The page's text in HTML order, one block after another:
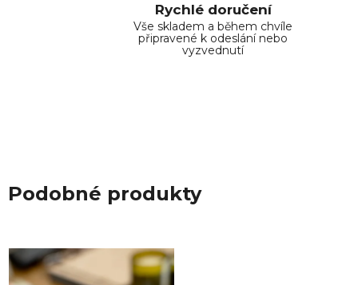
Rychlé doručení
Vše skladem a během chvíle
připravené k odeslání nebo
vyzvednutí
Podobné produkty